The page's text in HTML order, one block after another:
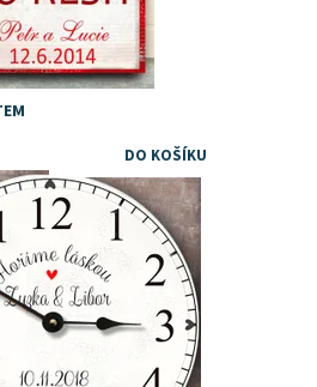
nebo výročí svatby